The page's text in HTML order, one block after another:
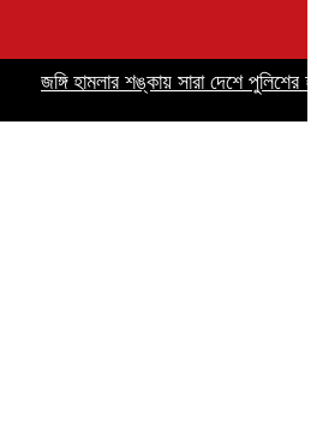
জঙ্গি হামলার শঙ্কায় সারা দেশে পুলিশের হাই